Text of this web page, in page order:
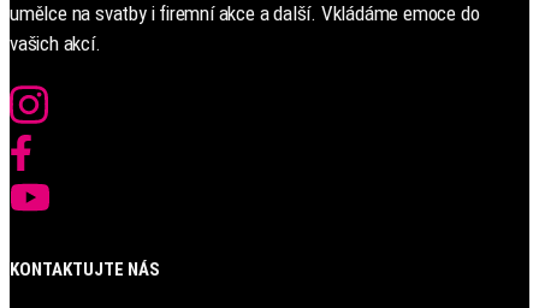
umělce na svatby i firemní akce a další. Vkládáme emoce do
vašich akcí.
KONTAKTUJTE NÁS